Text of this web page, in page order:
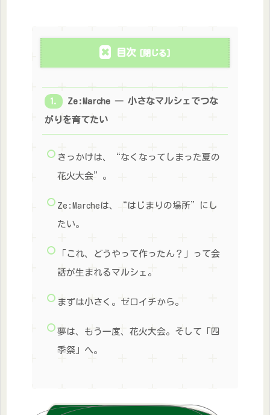
目次
Ze:Marche ― 小さなマルシェでつな
がりを育てたい
きっかけは、“なくなってしまった夏の
花火大会”。
Ze:Marcheは、“はじまりの場所”にし
たい。
「これ、どうやって作ったん？」って会
話が生まれるマルシェ。
まずは小さく。ゼロイチから。
夢は、もう一度、花火大会。そして「四
季祭」へ。